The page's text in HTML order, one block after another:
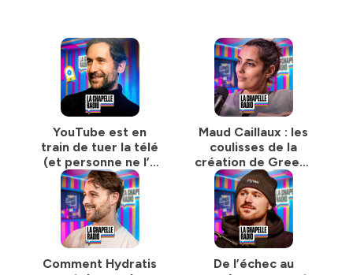
YouTube est en
train de tuer la télé
(et personne ne l’a
vu venir)
Maud Caillaux : les
coulisses de la
création de Green-
Got
Comment Hydratis
De l’échec au